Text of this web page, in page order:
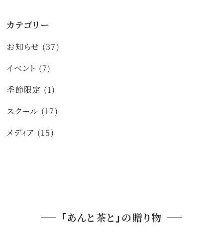
カテゴリー
お知らせ (37)
イベント (7)
季節限定 (1)
スクール (17)
メディア (15)
「あんと茶と」の贈り物